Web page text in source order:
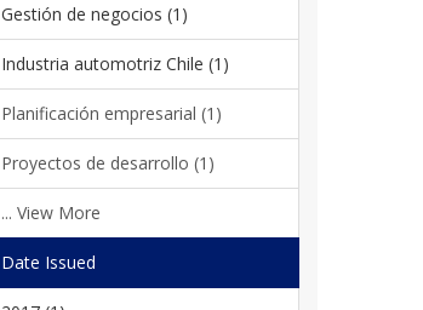
Gestión de negocios (1)
Industria automotriz Chile (1)
Planificación empresarial (1)
Proyectos de desarrollo (1)
... View More
Date Issued